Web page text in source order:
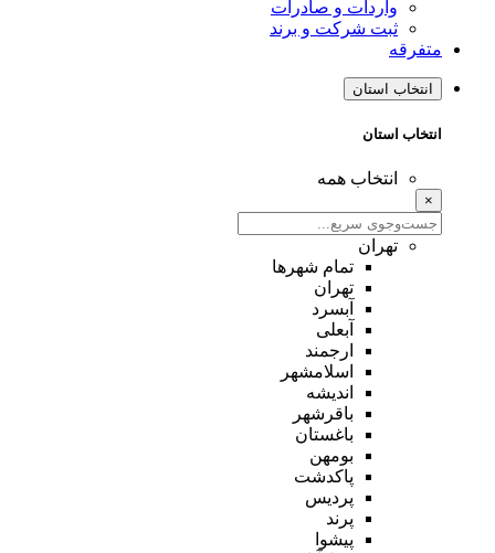
واردات و صادرات
ثبت شرکت و برند
متفرقه
انتخاب استان
انتخاب استان
انتخاب همه
×
تهران
تمام شهر‌ها
تهران
آبسرد
آبعلی
ارجمند
اسلامشهر
اندیشه
باقرشهر
باغستان
بومهن
پاکدشت
پردیس
پرند
پیشوا